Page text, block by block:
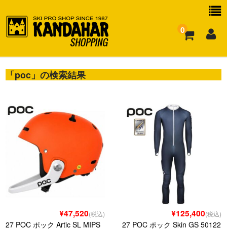
0
お買い物ガイド
「poc 」の検索結果
¥47,520(税込)
27 POC ポック Artic SL MIPS
¥125,400(税込)
27 POC ポック Skin GS 50122